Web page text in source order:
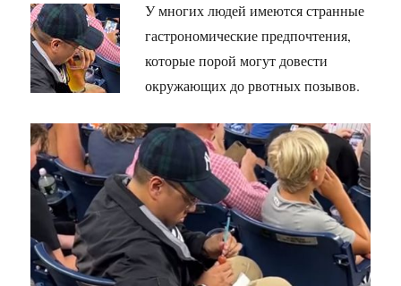
У многих людей имеются странные
гастрономические предпочтения,
которые порой могут довести
окружающих до рвотных позывов.